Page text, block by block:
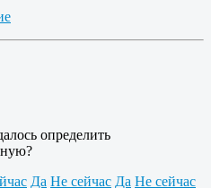
определить
Да Не сейчас Да Не сейчас